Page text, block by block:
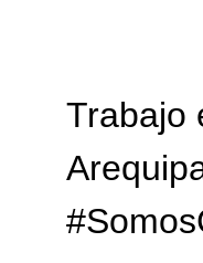
Trabajo